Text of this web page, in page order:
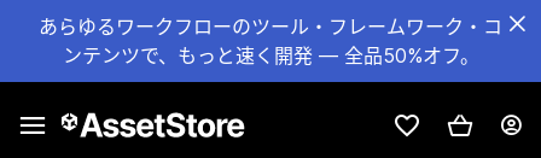
あらゆるワークフローのツール・フレームワーク・コ
ンテンツで、もっと速く開発 — 全品50%オフ。